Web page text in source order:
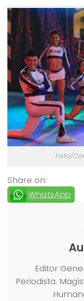
Foto/
Share on:
WhatsApp
Editor
Periodista.